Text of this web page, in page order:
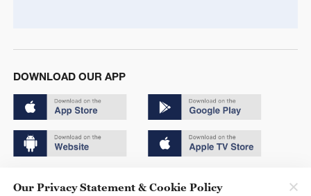
DOWNLOAD OUR APP
Our Privacy Statement & Cookie Policy